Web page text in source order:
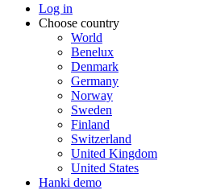
Log in
Choose country
World
Benelux
Denmark
Germany
Norway
Sweden
Finland
Switzerland
United Kingdom
United States
Hanki demo